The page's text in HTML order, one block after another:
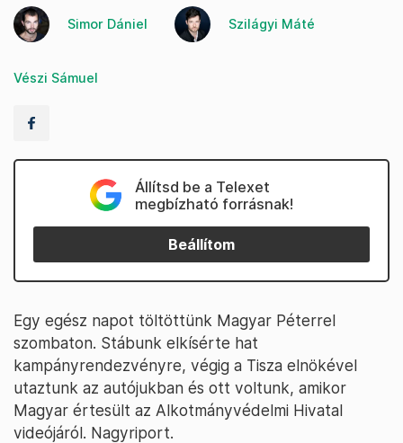
Simor Dániel Szilágyi Máté
Vészi Sámuel
Állítsd be a Telexet
megbízható forrásnak!
Beállítom
Egy egész napot töltöttünk Magyar Péterrel
szombaton. Stábunk elkísérte hat
kampányrendezvényre, végig a Tisza elnökével
utaztunk az autójukban és ott voltunk, amikor
Magyar értesült az Alkotmányvédelmi Hivatal
videójáról. Nagyriport.